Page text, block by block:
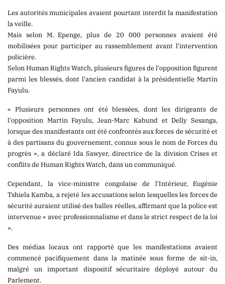
PUBLICATION
MARKET
Les autorités municipales avaient pourtant interdit la manifestation
la veille.
Mais selon M. Epenge, plus de 20 000 personnes avaient été
mobilisées pour participer au rassemblement avant l'intervention
policière.
Selon Human Rights Watch, plusieurs figures de l'opposition figurent
parmi les blessés, dont l'ancien candidat à la présidentielle Martin
Fayulu.
« Plusieurs personnes ont été blessées, dont les dirigeants de
l'opposition Martin Fayulu, Jean-Marc Kabund et Delly Sesanga,
lorsque des manifestants ont été confrontés aux forces de sécurité et
à des partisans du gouvernement, connus sous le nom de Forces du
progrès », a déclaré Ida Sawyer, directrice de la division Crises et
conflits de Human Rights Watch, dans un communiqué.
Cependant, la vice-ministre congolaise de l'Intérieur, Eugénie
Tshiela Kamba, a rejeté les accusations selon lesquelles les forces de
sécurité auraient utilisé des balles réelles, affirmant que la police est
intervenue « avec professionnalisme et dans le strict respect de la loi
».
Des médias locaux ont rapporté que les manifestations avaient
commencé pacifiquement dans la matinée sous forme de sit-in,
malgré un important dispositif sécuritaire déployé autour du
Parlement.